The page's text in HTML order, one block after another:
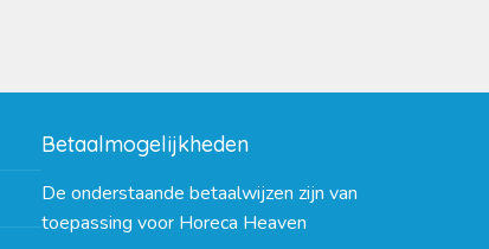
Betaalmogelijkheden
De onderstaande betaalwijzen zijn van
toepassing voor Horeca Heaven